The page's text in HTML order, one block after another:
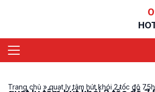
Trang chủ »quạt ly tâm hút khói 2 tốc độ